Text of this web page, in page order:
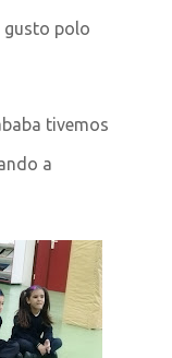
gusto polo
tivemos
a